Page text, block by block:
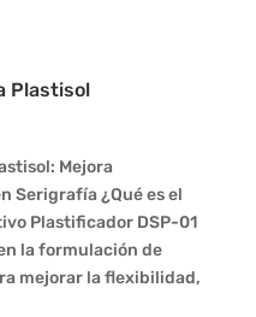
Plastisol
Mejora
Serigrafía ¿Qué es el
Plastificador DSP-01
la formulación de
mejorar la flexibilidad,